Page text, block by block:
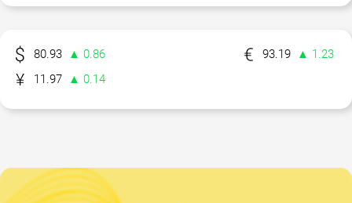
80.93 ▲ 0.86 93.19
▲ 1.23
11.97
▲ 0.14